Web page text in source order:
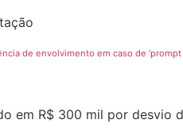
de envolvimento em caso de ‘prompt